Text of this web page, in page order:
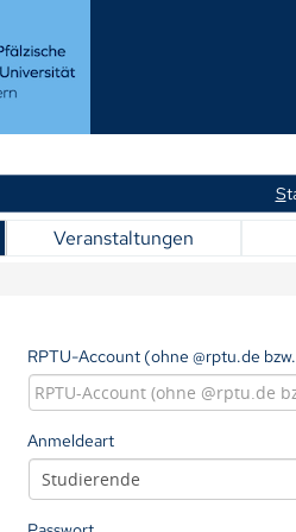
S
Veranstaltungen
RPTU-Account (ohne @rptu.de
Anmeldeart